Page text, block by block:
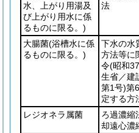
水、上がり用湯及
び上がり用水に係
るものに限る。)
法
大腸菌(浴槽水に係
るものに限る。)
下水の水
方法等に
令(昭和
生省／建
第1号)第
定する方
レジオネラ属菌
ろ過濃縮
却遠心濃